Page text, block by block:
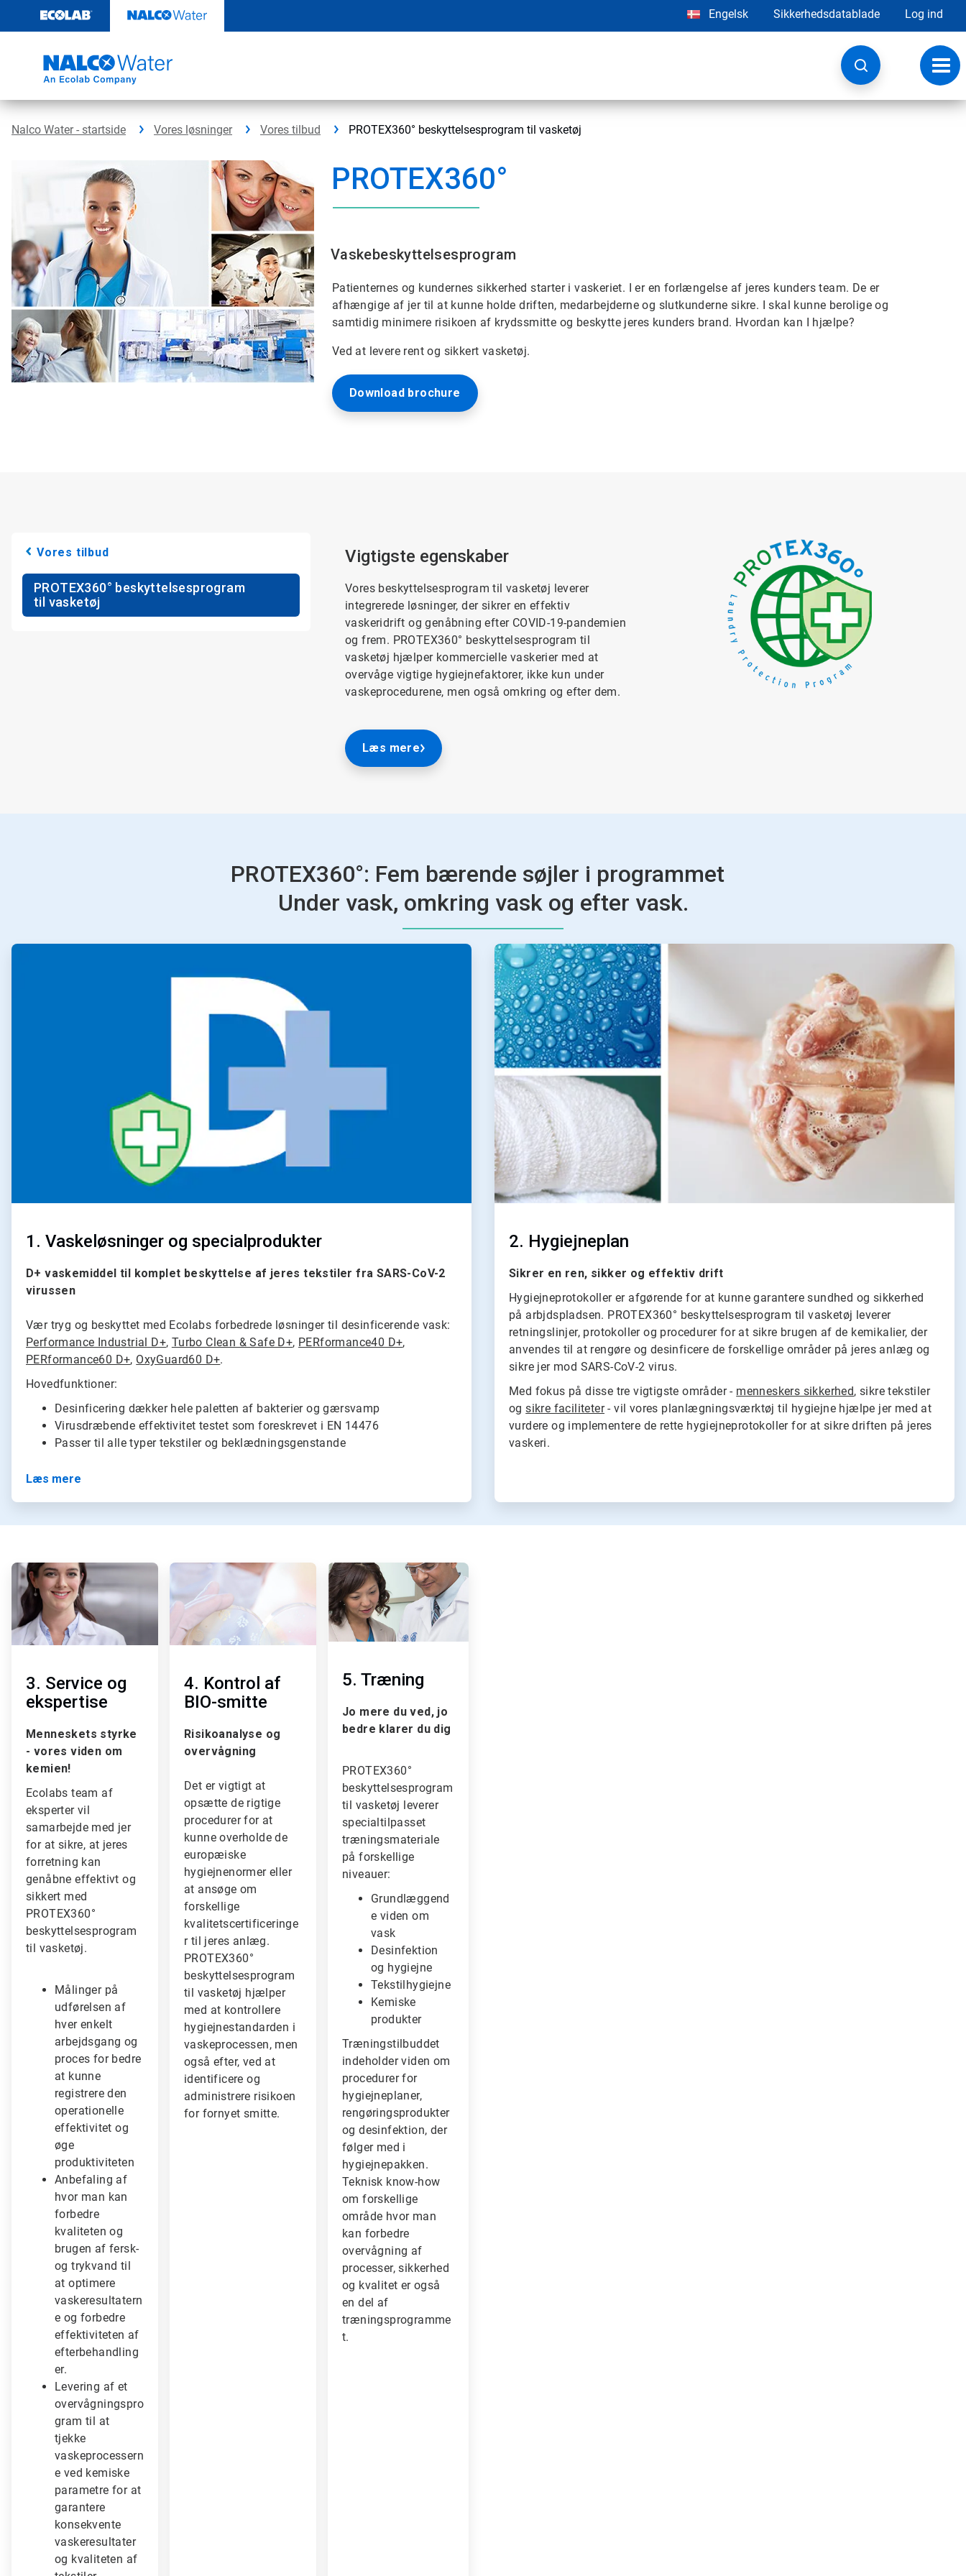
indhold
Engelsk Sikkerhedsdatablade Log ind
Skift
Nalco Water - startside Vores løsninger Vores tilbud PROTEX360° beskyttelsesprogram til vasketøj
PROTEX360°
Vaskebeskyttelsesprogram
Patienternes og kundernes sikkerhed starter i vaskeriet. I er en forlængelse af jeres kunders team. De er
afhængige af jer til at kunne holde driften, medarbejderne og slutkunderne sikre. I skal kunne berolige og
samtidig minimere risikoen af krydssmitte og beskytte jeres kunders brand. Hvordan kan I hjælpe?
Ved at levere rent og sikkert vasketøj.
Download brochure
Vores tilbud
PROTEX360° beskyttelsesprogram
til vasketøj
Vigtigste egenskaber
Vores beskyttelsesprogram til vasketøj leverer
integrerede løsninger, der sikrer en effektiv
vaskeridrift og genåbning efter COVID-19-pandemien
og frem. PROTEX360° beskyttelsesprogram til
vasketøj hjælper kommercielle vaskerier med at
overvåge vigtige hygiejnefaktorer, ikke kun under
vaskeprocedurene, men også omkring og efter dem.
Læs mere
PROTEX360°: Fem bærende søjler i programmet
Under vask, omkring vask og efter vask.
ArticleTile
1. Vaskeløsninger og specialprodukter
D+ vaskemiddel til komplet beskyttelse af jeres tekstiler fra SARS-CoV-2
virussen
Vær tryg og beskyttet med Ecolabs forbedrede løsninger til desinficerende vask:
Performance Industrial D+, Turbo Clean & Safe D+, PERformance40 D+,
PERformance60 D+, OxyGuard60 D+.
Hovedfunktioner:
Desinficering dækker hele paletten af bakterier og gærsvamp
Virusdræbende effektivitet testet som foreskrevet i EN 14476
Passer til alle typer tekstiler og beklædningsgenstande
Læs mere
ArticleTile
2
af
2
2. Hygiejneplan
Sikrer en ren, sikker og effektiv drift
Hygiejneprotokoller er afgørende for at kunne garantere sundhed og sikkerhed
på arbjdspladsen. PROTEX360° beskyttelsesprogram til vasketøj leverer
retningslinjer, protokoller og procedurer for at sikre brugen af de kemikalier, der
anvendes til at rengøre og desinficere de forskellige områder på jeres anlæg og
sikre jer mod SARS-CoV-2 virus.
Med fokus på disse tre vigtigste områder - menneskers sikkerhed, sikre tekstiler
ogsikre faciliteter- vil vores planlægningsværktøj til hygiejne hjælpe jer med at
vurdere og implementere de rette hygiejneprotokoller for at sikre driften på jeres
vaskeri.
A
c
3. Service og
ekspertise
Menneskets styrke
- vores viden om
kemien!
Ecolabs team af
eksperter vil
samarbejde med jer
for at sikre, at jeres
forretning kan
genåbne effektivt og
sikkert med
PROTEX360°
beskyttelsesprogram
til vasketøj.
Målinger på
udførelsen af
hver enkelt
arbejdsgang og
proces for bedre
at kunne
registrere den
operationelle
effektivitet og
øge
produktiviteten
Anbefaling af
hvor man kan
forbedre
kvaliteten og
brugen af fersk-
og trykvand til
at optimere
vaskeresultatern
e og forbedre
effektiviteten af
efterbehandling
er.
Levering af et
overvågningspro
gram til at
tjekke
vaskeprocessern
e ved kemiske
parametre for at
garantere
konsekvente
vaskeresultater
og kvaliteten af
A
t
4. Kontrol af
BIO-smitte
Risikoanalyse og
overvågning
Det er vigtigt at
opsætte de rigtige
procedurer for at
kunne overholde de
europæiske
hygiejnenormer eller
at ansøge om
forskellige
kvalitetscertificeringe
r til jeres anlæg.
PROTEX360°
beskyttelsesprogram
til vasketøj hjælper
med at kontrollere
hygiejnestandarden i
vaskeprocessen, men
også efter, ved at
identificere og
administrere risikoen
for fornyet smitte.
A
r
t
i
c
5. Træning
Jo mere du ved, jo
bedre klarer du dig
PROTEX360°
beskyttelsesprogram
til vasketøj leverer
specialtilpasset
træningsmateriale
på forskellige
niveauer:
Grundlæggend
e viden om
vask
Desinfektion
og hygiejne
Tekstilhygiejne
Kemiske
produkter
Træningstilbuddet
indeholder viden om
procedurer for
hygiejneplaner,
rengøringsprodukter
og desinfektion, der
følger med i
hygiejnepakken.
Teknisk know-how
om forskellige
område hvor man
kan forbedre
overvågning af
processer, sikkerhed
og kvalitet er også
en del af
træningsprogramme
t.